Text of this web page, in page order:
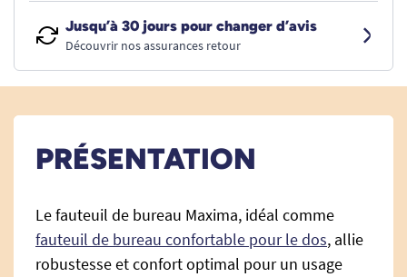
Jusqu’à 30 jours pour changer d’avis
Découvrir nos assurances retour
PRÉSENTATION
Le fauteuil de bureau Maxima, idéal comme
fauteuil de bureau confortable pour le dos, allie
robustesse et confort optimal pour un usage